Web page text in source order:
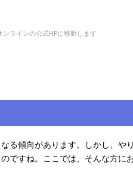
ラインの公式HPに移動します
る傾向があります。しかし、や
ですね。ここでは、そんな方に